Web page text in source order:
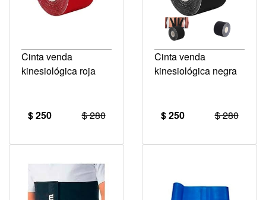
Cinta venda
kinesiológica roja
$ 250 $ 280
Cinta venda
kinesiológica negra
$ 250 $ 280